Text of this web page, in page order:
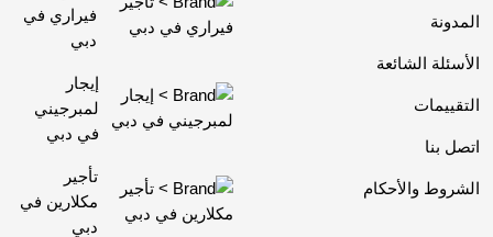
المدونة
الأسئلة الشائعة
التقييمات
اتصل بنا
الشروط والأحكام
فيراري في
دبي
إيجار
لمبرجيني
في دبي
تأجير
مكلارين في
دبي